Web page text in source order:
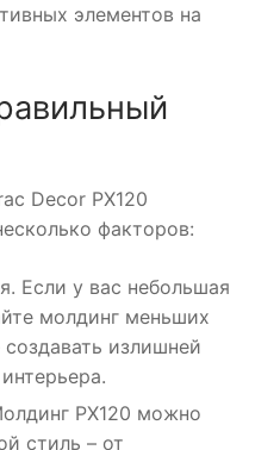
элементов на
Decor PX120
факторов:
Если у вас небольшая
молдинг меньших
излишней
PX120 можно
стиль – от